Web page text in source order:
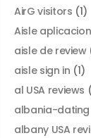
AirG visitors (1)
Aisle
aisle de review
aisle sign in (1)
al USA reviews
albania-dating
albany USA